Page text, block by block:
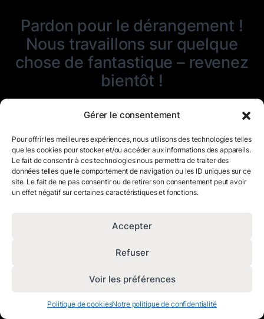
Gérer le consentement
Pour offrir les meilleures expériences, nous utilisons des technologies telles
que les cookies pour stocker et/ou accéder aux informations des appareils.
Le fait de consentir à ces technologies nous permettra de traiter des
données telles que le comportement de navigation ou les ID uniques sur ce
site. Le fait de ne pas consentir ou de retirer son consentement peut avoir
un effet négatif sur certaines caractéristiques et fonctions.
Accepter
Refuser
Voir les préférences
Politique de cookiesNotre politique de confidentialité
Pardon pour le dérangement !
Nous travaillons sur quelque
chose de fantastique – revenez
bientôt !